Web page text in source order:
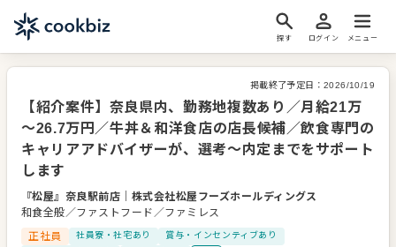
探す ログイン メニュー
掲載終了予定日： 2026/10/19
【紹介案件】奈良県内、勤務地複数あり／月給21万
～26.7万円／牛丼＆和洋食店の店長候補／飲食専門の
キャリアアドバイザーが、選考～内定までをサポート
します
『松屋』奈良駅前店
株式会社松屋フーズホールディングス
和食全般／ファストフード／ファミレス
正社員
社員寮・社宅あり
賞与・インセンティブあり